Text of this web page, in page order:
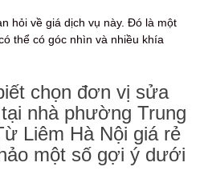
hỏi về giá dịch vụ này. Đó là một
thể có góc nhìn và nhiều khía
chọn đơn vị sửa
nhà phường Trung
Liêm Hà Nội giá rẻ
một số gợi ý dưới